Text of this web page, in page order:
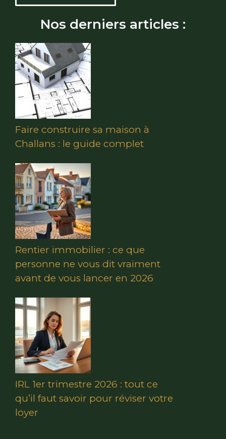
Nos derniers articles :
Faire construire sa maison à
Challans : le guide complet
Rentier immobilier : ce que
personne ne vous dit vraiment
avant de vous lancer en 2026
IRL 1er trimestre 2026 : tout ce
qu’il faut savoir pour réviser votre
loyer